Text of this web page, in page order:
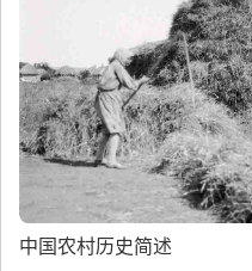
中国农村历史简述